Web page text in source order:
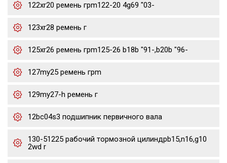
122xr20 ремень грm122-20 4g69 "03-
123xr28 ремень г
125xr26 ремень грm125-26 b18b "91-,b20b "96-
127my25 ремень грm
129my27-h ремень г
12bc04s3 подшипник первичного вала
130-51225 рабочий тормозной цилиндрb15,n16,g10
2wd r